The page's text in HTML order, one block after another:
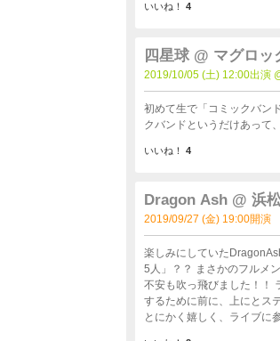
いいね！ 4
四星球 @ マグロッ
2019/10/05 (土) 12:00出演
初めて生で「コミックバンド
クバンドというだけあって
いいね！ 4
Dragon Ash @ 浜
2019/09/27 (金) 19:00開演
楽しみにしていた
5人」？？ まさかのフルメ
不安も吹っ飛びました！！ ライブ会場も最高潮の盛り上がりをみせ、みんな自分が1番盛り上がっている！という証明を
するために前に、上にとス
とにかく嬉しく、ライブに